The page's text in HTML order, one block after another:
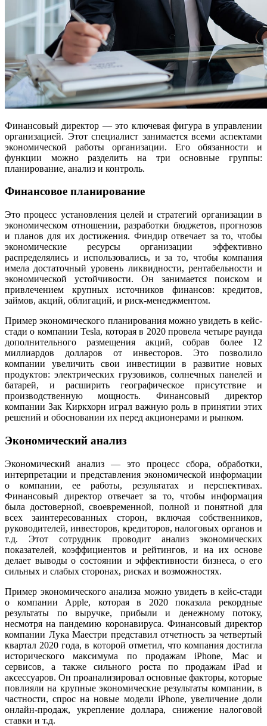
Финансовый директор — это ключевая фигура в управлении
организацией. Этот специалист занимается всеми аспектами
экономической работы организации. Его обязанности и
функции можно разделить на три основные группы:
планирование, анализ и контроль.
Финансовое планирование
Это процесс установления целей и стратегий организации в
экономическом отношении, разработки бюджетов, прогнозов
и планов для их достижения. Финдир отвечает за то, чтобы
экономические ресурсы организации эффективно
распределялись и использовались, и за то, чтобы компания
имела достаточный уровень ликвидности, рентабельности и
экономической устойчивости. Он занимается поиском и
привлечением крупных источников финансов: кредитов,
займов, акций, облигаций, и риск-менеджментом.
Пример экономического планирования можно увидеть в кейс-
стади о компании Tesla, которая в 2020 провела четыре раунда
дополнительного размещения акций, собрав более 12
миллиардов долларов от инвесторов. Это позволило
компании увеличить свои инвестиции в развитие новых
продуктов: электрических грузовиков, солнечных панелей и
батарей, и расширить географическое присутствие и
производственную мощность. Финансовый директор
компании Зак Киркхорн играл важную роль в принятии этих
решений и обосновании их перед акционерами и рынком.
Экономический анализ
Экономический анализ — это процесс сбора, обработки,
интерпретации и представления экономической информации
о компании, ее работы, результатах и перспективах.
Финансовый директор отвечает за то, чтобы информация
была достоверной, своевременной, полной и понятной для
всех заинтересованных сторон, включая собственников,
руководителей, инвесторов, кредиторов, налоговых органов и
т.д. Этот сотрудник проводит анализ экономических
показателей, коэффициентов и рейтингов, и на их основе
делает выводы о состоянии и эффективности бизнеса, о его
сильных и слабых сторонах, рисках и возможностях.
Пример экономического анализа можно увидеть в кейс-стади
о компании Apple, которая в 2020 показала рекордные
результаты по выручке, прибыли и денежному потоку,
несмотря на пандемию коронавируса. Финансовый директор
компании Лука Маестри представил отчетность за четвертый
квартал 2020 года, в которой отметил, что компания достигла
исторического максимума по продажам iPhone, Mac и
сервисов, а также сильного роста по продажам iPad и
аксессуаров. Он проанализировал основные факторы, которые
повлияли на крупные экономические результаты компании, в
частности, спрос на новые модели iPhone, увеличение доли
онлайн-продаж, укрепление доллара, снижение налоговой
ставки и т.д.